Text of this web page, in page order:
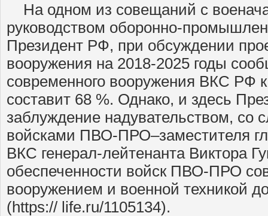
На одном из совещаний с
руководством оборонно-
Президент РФ, при обсуждении
вооружения на 2018-2025 годы
современного вооружения ВКС РФ к
составит 68 %. Однако, и здесь
заблуждение надувательством, со
войсками ПВО-ПРО–заместителя
ВКС генерал-лейтенанта Виктора
обеспеченности войск ПВО-ПРО
вооружением и военной техникой
(https:// life.ru/1105134).